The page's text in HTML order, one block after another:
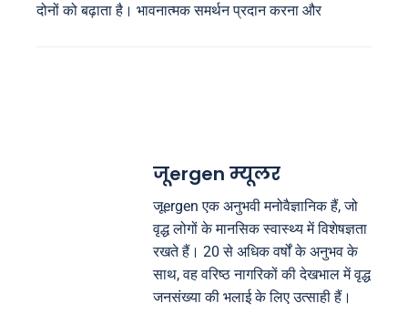
दोनों को बढ़ाता है। भावनात्मक समर्थन प्रदान करना और
जूergen म्यूलर
जूergen एक अनुभवी मनोवैज्ञानिक हैं, जो
वृद्ध लोगों के मानसिक स्वास्थ्य में विशेषज्ञता
रखते हैं। 20 से अधिक वर्षों के अनुभव के
साथ, वह वरिष्ठ नागरिकों की देखभाल में वृद्ध
जनसंख्या की भलाई के लिए उत्साही हैं।